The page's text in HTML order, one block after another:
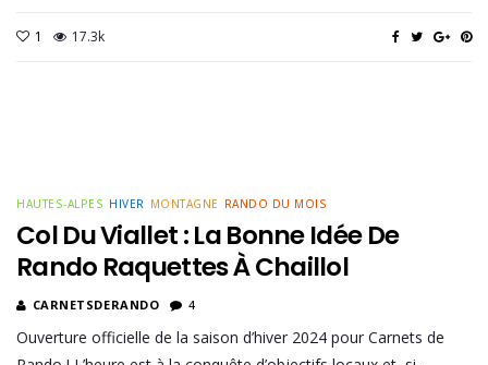
1 17.3k
HAUTES-ALPES HIVER MONTAGNE RANDO DU MOIS
Col Du Viallet : La Bonne Idée De
Rando Raquettes À Chaillol
CARNETSDERANDO 4
Ouverture officielle de la saison d’hiver 2024 pour Carnets de